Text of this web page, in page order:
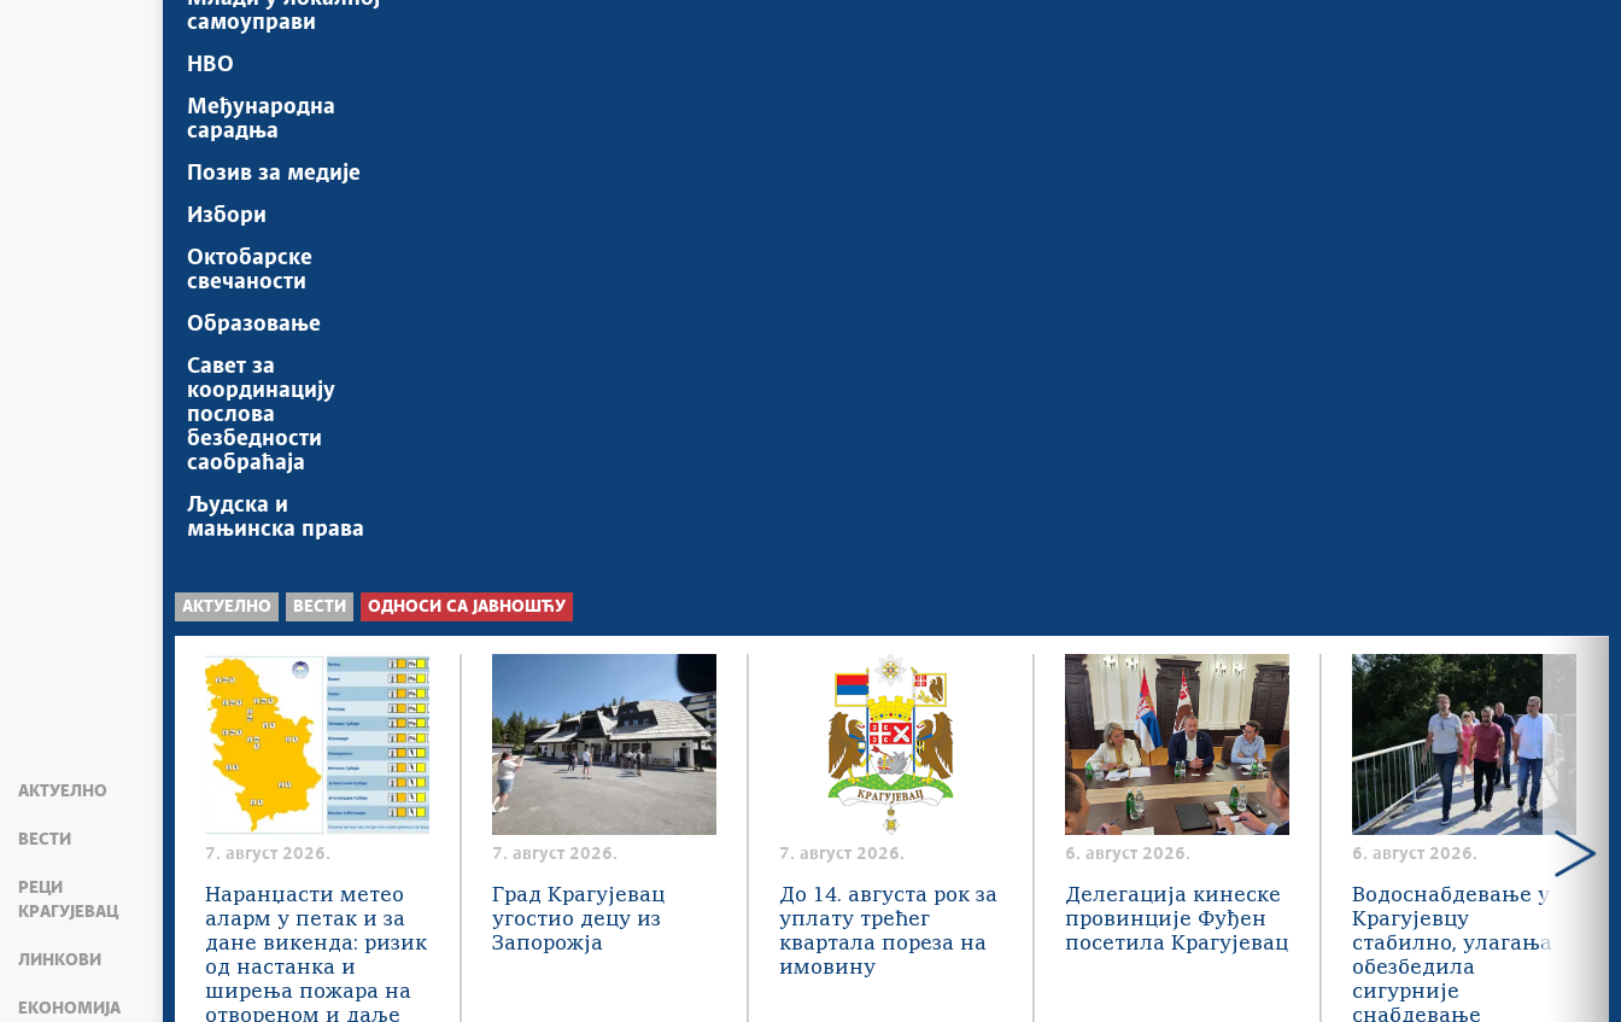
АКТУЕЛНО
ВЕСТИ
РЕЦИ
КРАГУЈЕВАЦ
ЛИНКОВИ
ЕКОНОМИЈА
самоуправи
НВО
Међународна
сарадња
Позив за медије
Избори
Октобарске
свечаности
Образовање
Савет за
координацију
послова
безбедности
саобраћаја
Људска и
мањинска права
АКТУЕЛНО ВЕСТИ ОДНОСИ СА ЈАВНОШЋУ
7. август 2026.
Наранџасти метео
аларм у петак и за
дане викенда: ризик
од настанка и
ширења пожара на
отвореном и даље
7. август 2026.
Град Крагујевац
угостио децу из
Запорожја
7. август 2026.
До 14. августа рок за
уплату трећег
квартала пореза на
имовину
6. август 2026.
Делегација кинеске
провинције Фуђен
посетила Крагујевац
6. август 2026.
Водоснабдевање у
Крагујевцу
стабилно, улагања
обезбедила
сигурније
снабдевање